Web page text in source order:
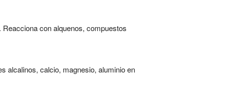
con alquenos, compuestos
alcalinos, calcio, magnesio, aluminio en